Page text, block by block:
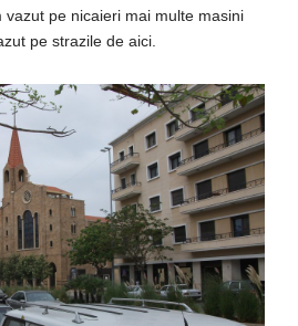
vazut pe nicaieri mai multe masini
pe strazile de aici.